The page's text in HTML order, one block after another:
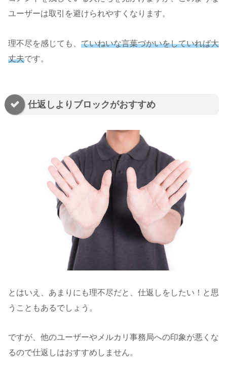
ユーザーは取引を避けられやすくなります。
理不尽を感じても、 ていねいな言葉づかいをしていれば大
丈夫です。
仕返しよりブロックがおすすめ
とはいえ、あまりにも理不尽だと、仕返しをしたい！と思
うこともあるでしょう。
ですが、他のユーザーやメルカリ事務局への印象が悪くな
るので仕返しはおすすめしません。